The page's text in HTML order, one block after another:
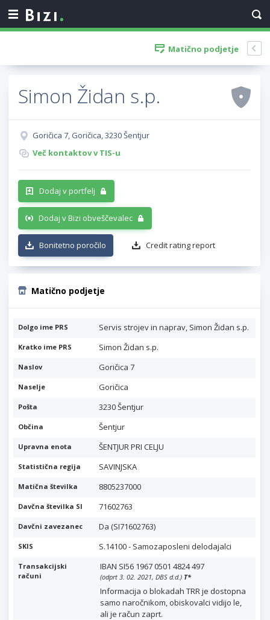
Matično podjetje
Simon Židan s.p.
Goričica 7, Goričica, 3230 Šentjur
Več kontaktov v TIS-u
Dodaj v portfelj
Dodaj v Bizi obveščevalec
Bonitetno poročilo Credit rating report
Matično podjetje
Dolgo ime PRS Servis strojev in naprav, Simon Židan s.p.
Kratko ime PRS Simon Židan s.p.
Naslov Goričica 7
Naselje Goričica
Pošta 3230 Šentjur
Občina Šentjur
Upravna enota ŠENTJUR PRI CELJU
Statistična regija SAVINJSKA
Matična številka 8805237000
Davčna številka SI 71602763
Davčni zavezanec Da (SI71602763)
SKIS S.14100 - Samozaposleni delodajalci
Transakcijski
računi
IBAN SI56 1967 0501 4824 497
(odprt 3. 02. 2021, DBS d.d.) T*
Informacija o blokadah TRR je dostopna
samo naročnikom, obiskovalci vidijo le,
ali je račun zaprt.